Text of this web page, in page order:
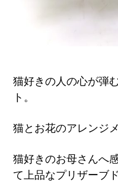
猫好きの人の心が弾
ト。
猫とお花のアレンジ
猫好きのお母さんへ
て上品なプリザーブ